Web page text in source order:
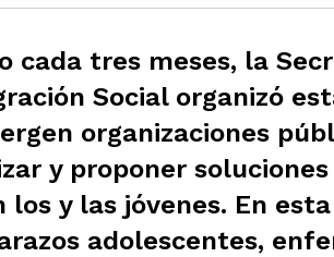
cada tres meses, la
Social organizó
organizaciones
y proponer
los y las jóvenes. En
adolescentes,